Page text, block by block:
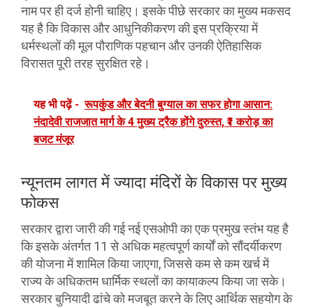
नाम पर ही दर्ज होनी चाहिए। इसके पीछे सरकार का मुख्य मकसद
यह है कि विकास और आधुनिकीकरण की इस प्रक्रिया में
धर्मस्थलों की मूल पौराणिक पहचान और उनकी ऐतिहासिक
विरासत पूरी तरह सुरक्षित रहे।
यह भी पढ़ें - रूपकुंड और बेदनी बुग्याल का सफर होगा आसान:
नंदादेवी राजजात मार्ग के 4 मुख्य ट्रैक होंगे दुरुस्त, ₹1 करोड़ का
बजट मंजूर
न्यूनतम लागत में ज्यादा मंदिरों के विकास पर मुख्य
फोकस
सरकार द्वारा जारी की गई नई एसओपी का एक प्रमुख स्तंभ यह है
कि इसके अंतर्गत 11 से अधिक महत्वपूर्ण कार्यों को सौंदर्यीकरण
की योजना में शामिल किया जाएगा, जिससे कम से कम खर्च में
राज्य के अधिकतम धार्मिक स्थलों का कायाकल्प किया जा सके।
सरकार बुनियादी ढांचे को मजबूत करने के लिए आर्थिक सहयोग के